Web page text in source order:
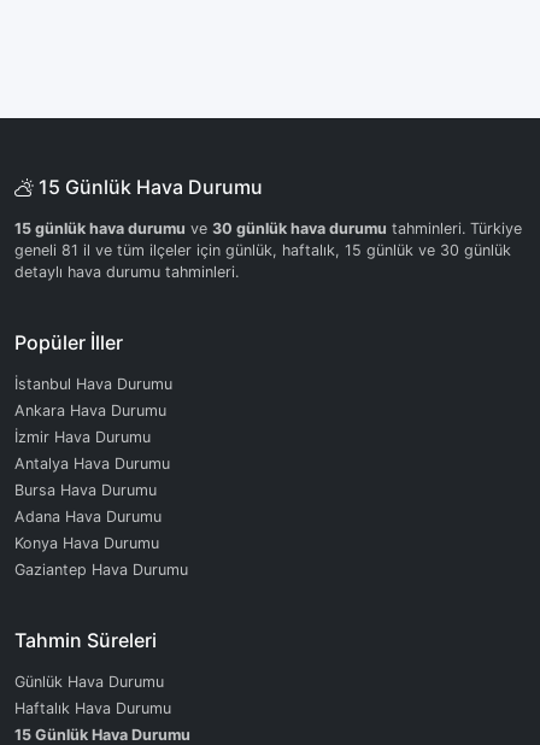
15 Günlük Hava Durumu
15 günlük hava durumu ve 30 günlük hava durumu tahminleri. Türkiye
geneli 81 il ve tüm ilçeler için günlük, haftalık, 15 günlük ve 30 günlük
detaylı hava durumu tahminleri.
Popüler İller
İstanbul Hava Durumu
Ankara Hava Durumu
İzmir Hava Durumu
Antalya Hava Durumu
Bursa Hava Durumu
Adana Hava Durumu
Konya Hava Durumu
Gaziantep Hava Durumu
Tahmin Süreleri
Günlük Hava Durumu
Haftalık Hava Durumu
15 Günlük Hava Durumu